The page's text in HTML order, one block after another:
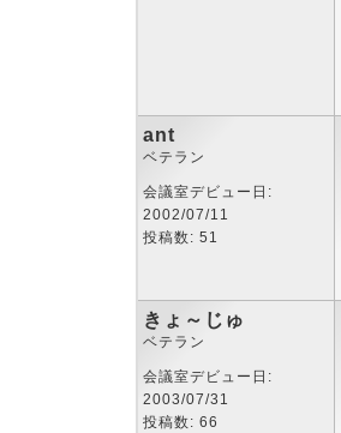
ant
ベテラン
会議室デビュー日:
2002/07/11
投稿数: 51
きょ～じゅ
ベテラン
会議室デビュー日:
2003/07/31
投稿数: 66